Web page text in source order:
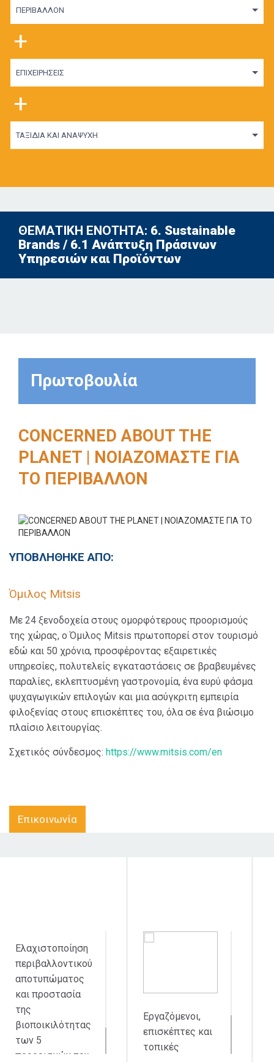
ΠΕΡΙΒΑΛΛΟΝ
+
ΕΠΙΧΕΙΡΗΣΕΙΣ
+
ΤΑΞΙΔΙΑ ΚΑΙ ΑΝΑΨΥΧΗ
ΘΕΜΑΤΙΚΗ ΕΝΟΤΗΤΑ: 6. Sustainable
Brands / 6.1 Ανάπτυξη Πράσινων
Υπηρεσιών και Προϊόντων
Πρωτοβουλία
CONCERNED ABOUT THE
PLANET | ΝΟΙΑΖΟΜΑΣΤΕ ΓΙΑ
ΤΟ ΠΕΡΙΒΑΛΛΟΝ
ΥΠΟΒΛΗΘΗΚΕ ΑΠΟ:
Όμιλος Mitsis
Με 24 ξενοδοχεία στους ομορφότερους προορισμούς
της χώρας, ο Όμιλος Mitsis πρωτοπορεί στον τουρισμό
εδώ και 50 χρόνια, προσφέροντας εξαιρετικές
υπηρεσίες, πολυτελείς εγκαταστάσεις σε βραβευμένες
παραλίες, εκλεπτυσμένη γαστρονομία, ένα ευρύ φάσμα
ψυχαγωγικών επιλογών και μια ασύγκριτη εμπειρία
φιλοξενίας στους επισκέπτες του, όλα σε ένα βιώσιμο
πλαίσιο λειτουργίας.
Σχετικός σύνδεσμος: https://www.mitsis.com/en
Επικοινωνία
Ελαχιστοποίηση
περιβαλλοντικού
αποτυπώματος
και προστασία
της
βιοποικιλότητας
των 5
προορισμών του
Εργαζόμενοι,
επισκέπτες και
τοπικές